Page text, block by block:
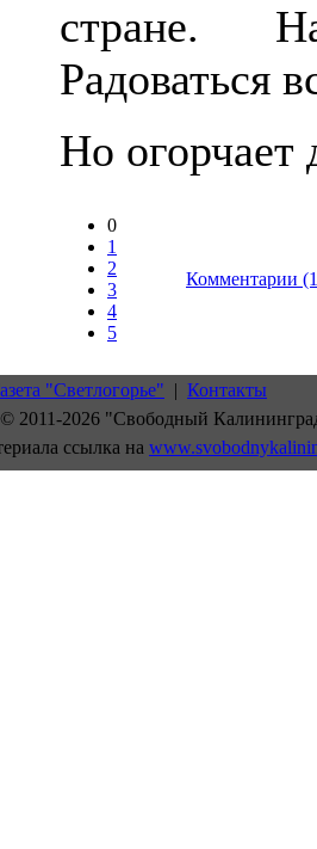
стране.
Радоваться
Но огорчает
0
1
2
3
4
5
Комментарии
"Светлогорье" | Контакты
2011-2026 "Свободный
ссылка на